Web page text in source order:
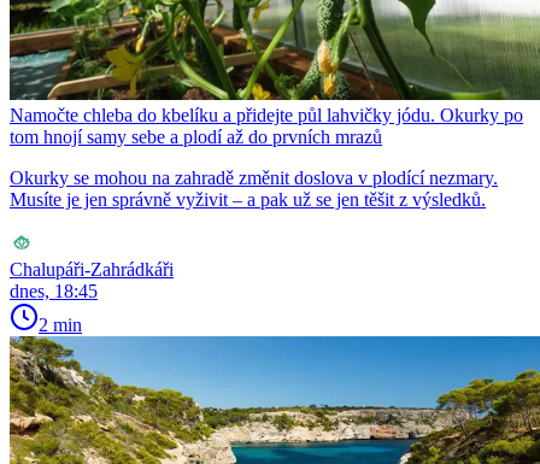
Namočte chleba do kbelíku a přidejte půl lahvičky jódu. Okurky po
tom hnojí samy sebe a plodí až do prvních mrazů
Okurky se mohou na zahradě změnit doslova v plodící nezmary.
Musíte je jen správně vyživit – a pak už se jen těšit z výsledků.
Chalupáři-Zahrádkáři
dnes, 18:45
2 min